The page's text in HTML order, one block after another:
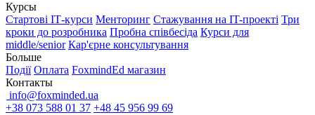
Курсы
Стартові IТ-курси Менторинг Стажування на IT-проекті Три
кроки до розробника Пробна співбесіда Курси для
middle/senior Кар'єрне консультування
Больше
Події Оплата FoxmindEd магазин
Контакты
info@foxminded.ua
+38 073 588 01 37 +48 45 956 99 69